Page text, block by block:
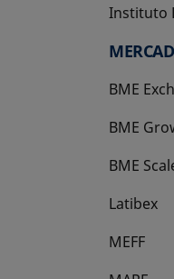
Instituto
se abre
BME
BME
se abre
BME
se abre
Latibex
se abre
MEFF
se abre